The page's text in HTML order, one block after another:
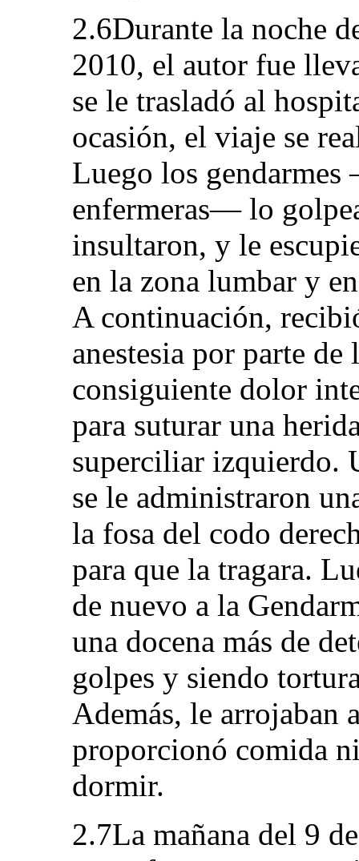
2.6Durante la noche
2010, el autor fue
se le trasladó al
ocasión, el viaje se
Luego los
enfermeras— lo
insultaron, y le
en la zona lumbar y
A continuación,
anestesia por parte
consiguiente dolor
para suturar una
superciliar izquierdo.
se le administraron
la fosa del codo
para que la tragara.
de nuevo a la
una docena más de
golpes y siendo
Además, le arrojaban
proporcionó comida
dormir.
2.7La mañana del 9